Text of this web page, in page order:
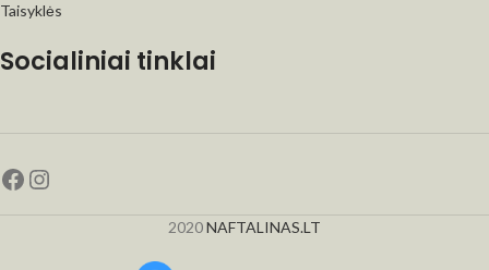
Taisyklės
Socialiniai tinklai
2020NAFTALINAS.LT